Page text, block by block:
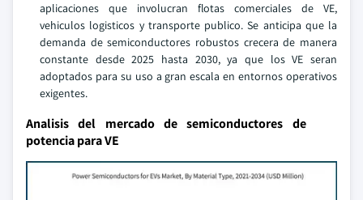
aplicaciones que involucran flotas comerciales de VE,
vehiculos logisticos y transporte publico. Se anticipa que la
demanda de semiconductores robustos crecera de manera
constante desde 2025 hasta 2030, ya que los VE seran
adoptados para su uso a gran escala en entornos operativos
exigentes.
Analisis del mercado de semiconductores de
potencia para VE